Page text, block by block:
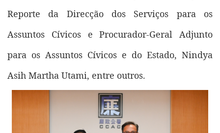
Reporte da Direcção dos Serviços para os
Assuntos Cívicos e Procurador-Geral Adjunto
para os Assuntos Cívicos e do Estado, Nindya
Asih Martha Utami, entre outros.